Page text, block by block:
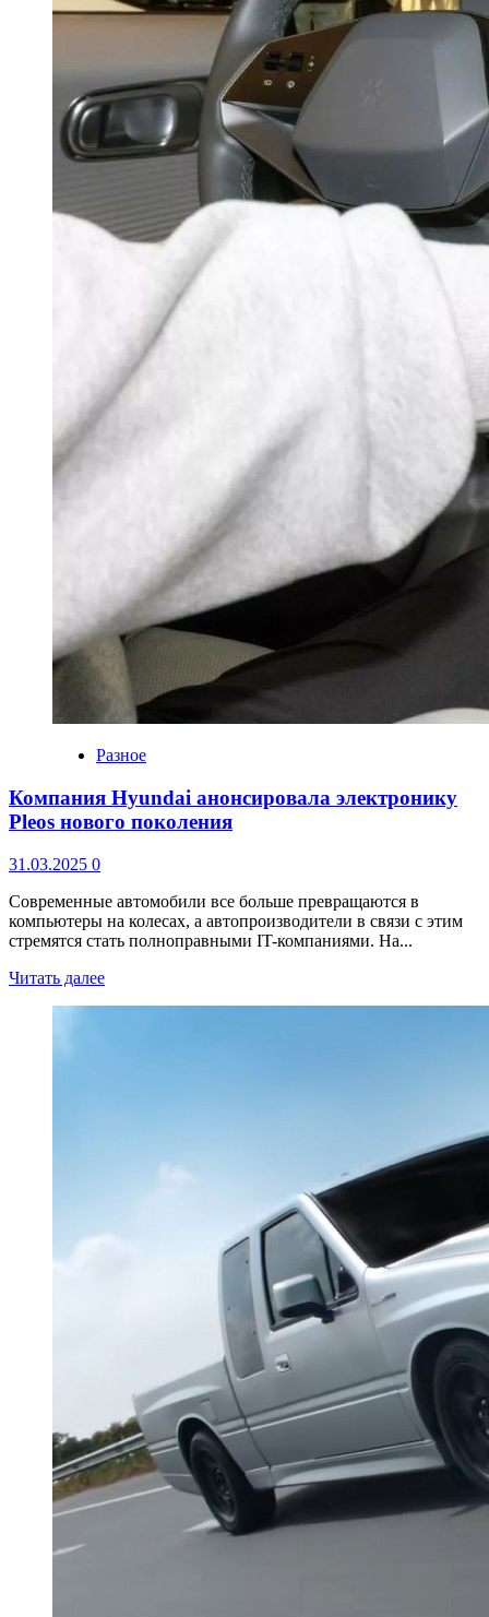
Разное
Компания Hyundai анонсировала электронику
Pleos нового поколения
31.03.2025 0
Современные автомобили все больше превращаются в
компьютеры на колесах, а автопроизводители в связи с этим
стремятся стать полноправными IT-компаниями. На...
Читать далее